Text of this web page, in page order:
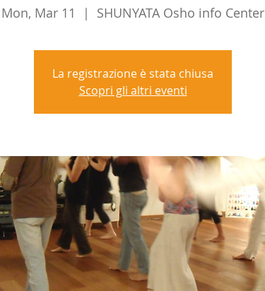
Mon, Mar 11
  |
SHUNYATA Osho info Center
La registrazione è stata chiusa
Scopri gli altri eventi